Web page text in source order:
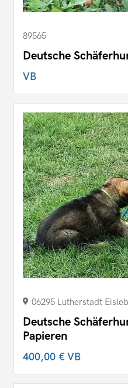
89565
Deutsche
VB
06295 Lutherstadt
Deutsche
Papieren
400,00 €VB